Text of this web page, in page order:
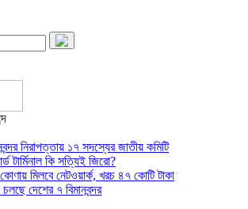
নিরাপত্তায় ১৭ সদস্যের জাতীয় কমিটি
টার্মিনাল কি সত্যিই জিরো?
কোণায় মিলবে নেটওয়ার্ক, খরচ ৪৭ কোটি টাকা
দেশের ৭ বিমানবন্দর